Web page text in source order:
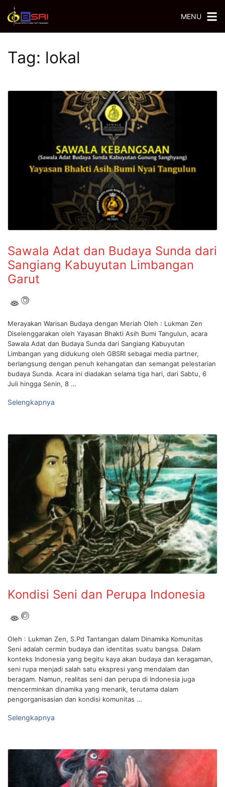
MENU
Tag: lokal
Sawala Adat dan Budaya Sunda dari
Sangiang Kabuyutan Limbangan
Garut
Merayakan Warisan Budaya dengan Meriah Oleh : Lukman Zen
Diselenggarakan oleh Yayasan Bhakti Asih Bumi Tangulun, acara
Sawala Adat dan Budaya Sunda dari Sangiang Kabuyutan
Limbangan yang didukung oleh GBSRI sebagai media partner,
berlangsung dengan penuh kehangatan dan semangat pelestarian
budaya Sunda. Acara ini diadakan selama tiga hari, dari Sabtu, 6
Juli hingga Senin, 8 …
Selengkapnya
Kondisi Seni dan Perupa Indonesia
Oleh : Lukman Zen, S.Pd Tantangan dalam Dinamika Komunitas
Seni adalah cermin budaya dan identitas suatu bangsa. Dalam
konteks Indonesia yang begitu kaya akan budaya dan keragaman,
seni rupa menjadi salah satu ekspresi yang mendalam dan
beragam. Namun, realitas seni dan perupa di Indonesia juga
mencerminkan dinamika yang menarik, terutama dalam
pengorganisasian dan kondisi komunitas …
Selengkapnya